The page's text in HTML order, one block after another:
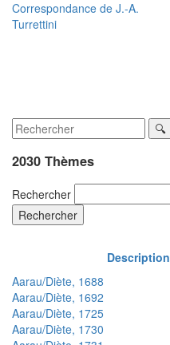
Correspondance de J.-A.
Turrettini
2030 Thèmes
Rechercher
Rechercher
Description
Aarau/Diète, 1688
Aarau/Diète, 1692
Aarau/Diète, 1725
Aarau/Diète, 1730